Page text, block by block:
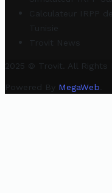
Calculateur IRPP
Tunisie
Trovit News
2025 © Trovit. All Rights
Powered By MegaWeb